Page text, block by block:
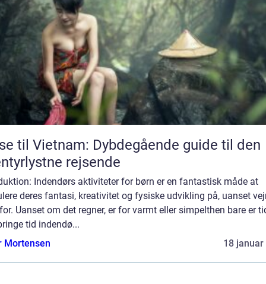
til Vietnam: Dybdegående guide til den
rejsende
Indendørs aktiviteter for børn er en fantastisk måde at
deres fantasi, kreativitet og fysiske udvikling på, uanset
Uanset om det regner, er for varmt eller simpelthen bare er
tid indendø...
Mortensen
18 januar